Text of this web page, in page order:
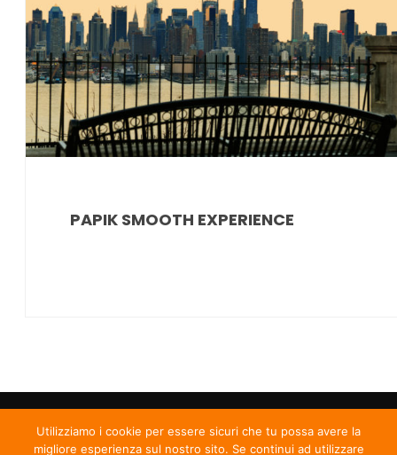
PAPIK SMOOTH EXPERIENCE
Utilizziamo i cookie per essere sicuri che tu possa avere la
migliore esperienza sul nostro sito. Se continui ad utilizzare